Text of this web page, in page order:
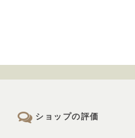
ショップの評価